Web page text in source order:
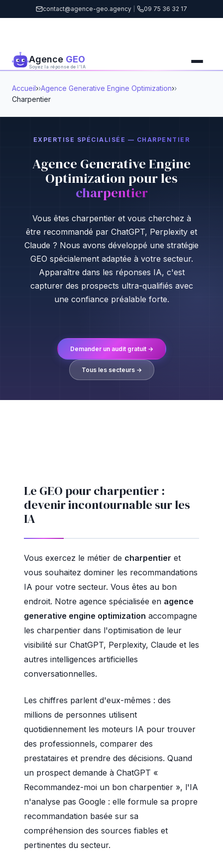
contact@agence-geo.agency 09 75 36 32 17
Agence GEO
Soyez la réponse de l'IA
Accueil› Agence Generative Engine Optimization›
Charpentier
EXPERTISE SPÉCIALISÉE — CHARPENTIER
Agence Generative Engine
Optimization pour les
charpentier
Vous êtes charpentier et vous cherchez à
être recommandé par ChatGPT, Perplexity et
Claude ? Nous avons développé une stratégie
GEO spécialement adaptée à votre secteur.
Apparaître dans les réponses IA, c'est
capturer des prospects ultra-qualifiés avec
une confiance préalable forte.
Demander un audit gratuit →
Tous les secteurs →
Le GEO pour charpentier :
devenir incontournable sur les
IA
Vous exercez le métier de charpentier et
vous souhaitez dominer les recommandations
IA pour votre secteur. Vous êtes au bon
endroit. Notre agence spécialisée en agence
generative engine optimization accompagne
les charpentier dans l'optimisation de leur
visibilité sur ChatGPT, Perplexity, Claude et les
autres intelligences artificielles
conversationnelles.
Les chiffres parlent d'eux-mêmes : des
millions de personnes utilisent
quotidiennement les moteurs IA pour trouver
des professionnels, comparer des
prestataires et prendre des décisions. Quand
un prospect demande à ChatGPT «
Recommandez-moi un bon charpentier », l'IA
n'analyse pas Google : elle formule sa propre
recommandation basée sur sa
compréhension des sources fiables et
pertinentes du secteur.